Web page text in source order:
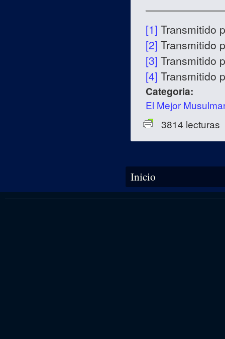
[1] Transmitido
[2] Transmitido
[3] Transmitido
[4] Transmitido
Categoria:
El Mejor
3814 lecturas
Se encuentra usted aquí
Inicio